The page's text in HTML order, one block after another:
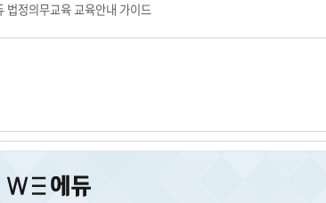
법정의무교육 교육안내 가이드